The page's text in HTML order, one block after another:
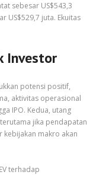
sebesar US$543,3
US$529,7 juta. Ekuitas
Investor
potensi positif,
aktivitas operasional
IPO. Kedua, utang
jika pendapatan
kebijakan makro akan
terhadap